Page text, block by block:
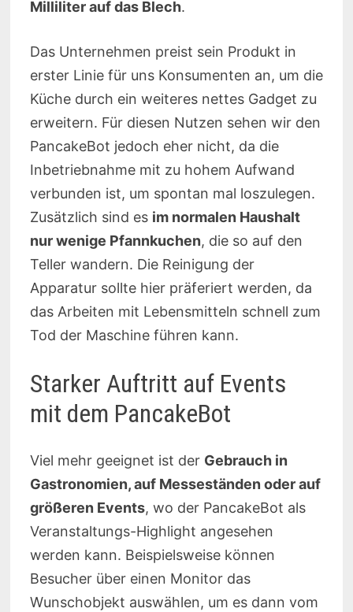
Milliliter auf das Blech.
Das Unternehmen preist sein Produkt in
erster Linie für uns Konsumenten an, um die
Küche durch ein weiteres nettes Gadget zu
erweitern. Für diesen Nutzen sehen wir den
PancakeBot jedoch eher nicht, da die
Inbetriebnahme mit zu hohem Aufwand
verbunden ist, um spontan mal loszulegen.
Zusätzlich sind es im normalen Haushalt
nur wenige Pfannkuchen, die so auf den
Teller wandern. Die Reinigung der
Apparatur sollte hier präferiert werden, da
das Arbeiten mit Lebensmitteln schnell zum
Tod der Maschine führen kann.
Starker Auftritt auf Events
mit dem PancakeBot
Viel mehr geeignet ist der Gebrauch in
Gastronomien, auf Messeständen oder auf
größeren Events, wo der PancakeBot als
Veranstaltungs-Highlight angesehen
werden kann. Beispielsweise können
Besucher über einen Monitor das
Wunschobjekt auswählen, um es dann vom